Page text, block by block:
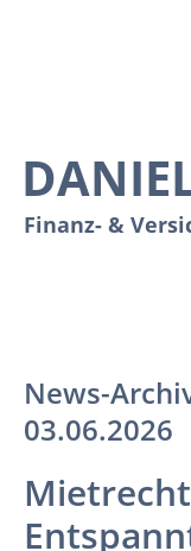
Finanz- &
News-
03.06.2026